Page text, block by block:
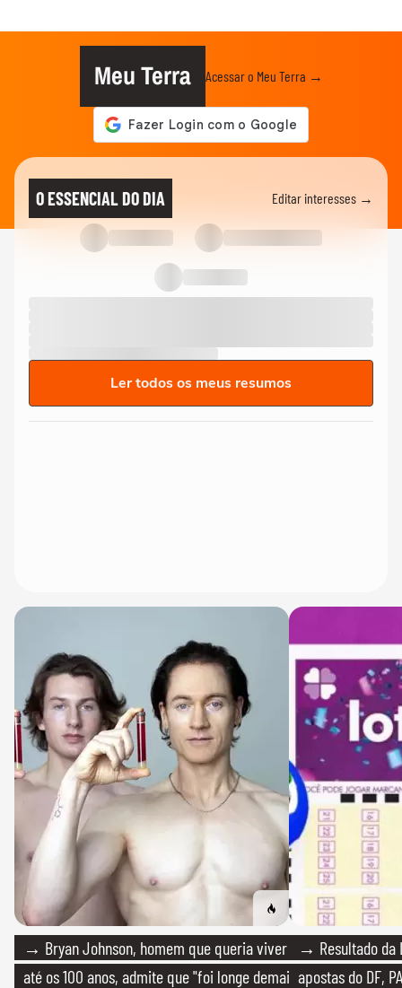
Meu Terra Acessar o Meu Terra →
O ESSENCIAL DO DIA Editar interesses →
Ler todos os meus resumos
→ Bryan Johnson, homem que queria viver
até os 100 anos, admite que "foi longe demais
→ Resultado da
apostas do DF,